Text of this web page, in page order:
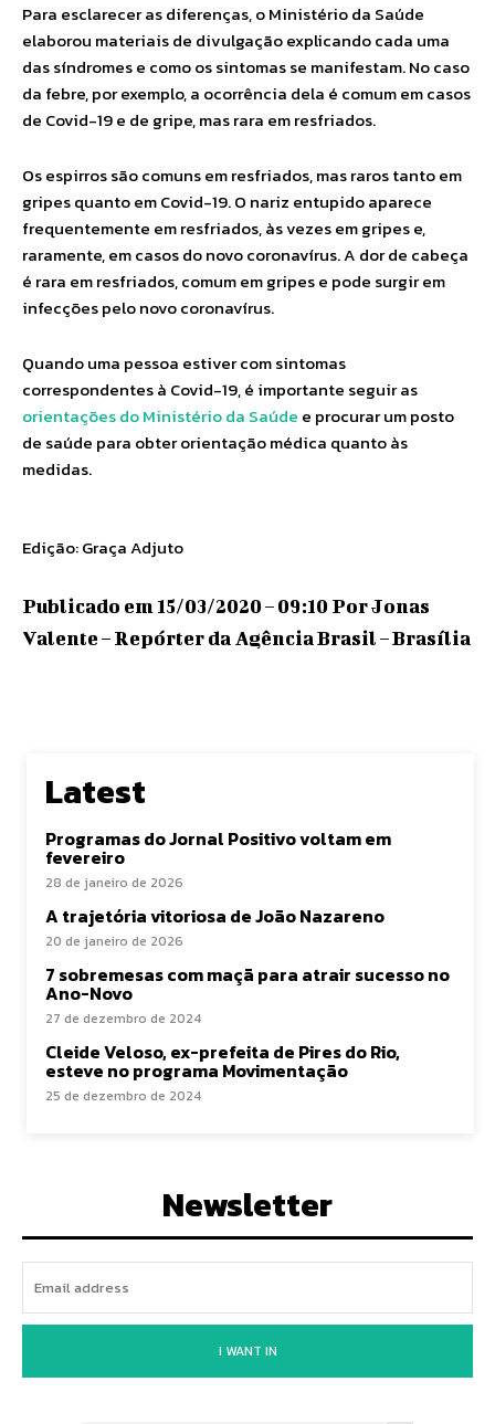
Para esclarecer as diferenças, o Ministério da Saúde
elaborou materiais de divulgação explicando cada uma
das síndromes e como os sintomas se manifestam. No caso
da febre, por exemplo, a ocorrência dela é comum em casos
de Covid-19 e de gripe, mas rara em resfriados.
Os espirros são comuns em resfriados, mas raros tanto em
gripes quanto em Covid-19. O nariz entupido aparece
frequentemente em resfriados, às vezes em gripes e,
raramente, em casos do novo coronavírus. A dor de cabeça
é rara em resfriados, comum em gripes e pode surgir em
infecções pelo novo coronavírus.
Quando uma pessoa estiver com sintomas
correspondentes à Covid-19, é importante seguir as
orientações do Ministério da Saúde e procurar um posto
de saúde para obter orientação médica quanto às
medidas.
Edição: Graça Adjuto
Publicado em 15/03/2020 – 09:10 Por Jonas
Valente – Repórter da Agência Brasil – Brasília
Latest
Programas do Jornal Positivo voltam em
fevereiro
28 de janeiro de 2026
A trajetória vitoriosa de João Nazareno
20 de janeiro de 2026
7 sobremesas com maçã para atrair sucesso no
Ano-Novo
27 de dezembro de 2024
Cleide Veloso, ex-prefeita de Pires do Rio,
esteve no programa Movimentação
25 de dezembro de 2024
Newsletter
I WANT IN